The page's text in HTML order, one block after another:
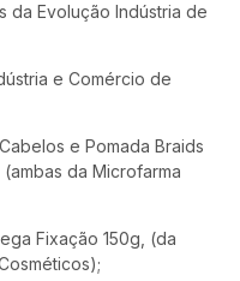
da Evolução Indústria de
e Comércio de
e Pomada Braids
da Microfarma
Fixação 150g, (da